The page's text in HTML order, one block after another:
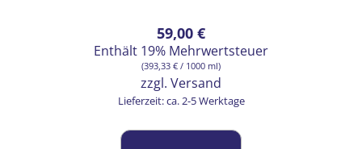
59,00 €
Enthält 19% Mehrwertsteuer
(393,33 € / 1000 ml)
zzgl. Versand
Lieferzeit: ca. 2-5 Werktage